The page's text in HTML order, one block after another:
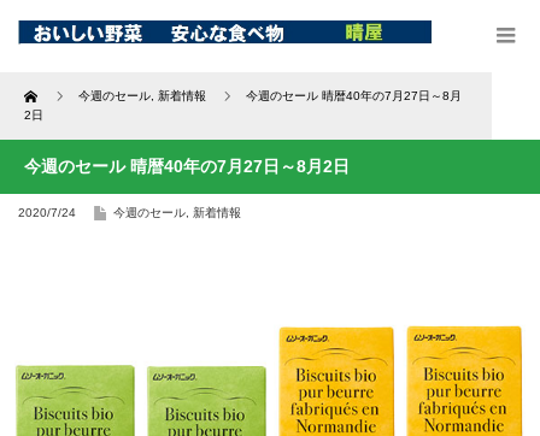
Home 今週のセール 新着情報
今週のセール 晴暦40年の7月27日～8月
2日
今週のセール 晴暦40年の7月27日～8月2日
2020/7/24 今週のセール 新着情報